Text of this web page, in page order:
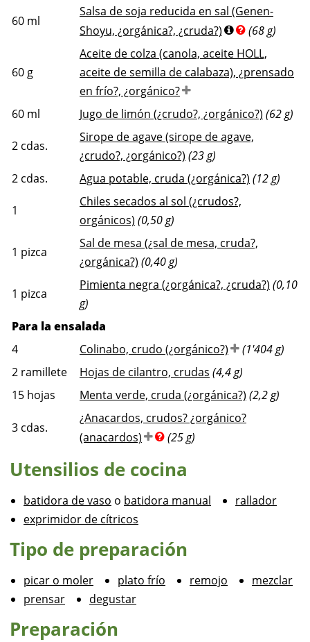
60 ml
Salsa de soja reducida en sal (Genen-
Shoyu, ¿orgánica?, ¿cruda?)
(68 g)
60 g
Aceite de colza (canola, aceite HOLL,
aceite de semilla de calabaza), ¿prensado
en frío?, ¿orgánico?
60 ml Jugo de limón (¿crudo?, ¿orgánico?) (62 g)
2 cdas.
Sirope de agave (sirope de agave,
¿crudo?, ¿orgánico?) (23 g)
2 cdas. Agua potable, cruda (¿orgánica?) (12 g)
1
Chiles secados al sol (¿crudos?,
orgánicos) (0,50 g)
1 pizca
Sal de mesa (¿sal de mesa, cruda?,
¿orgánica?) (0,40 g)
1 pizca
Pimienta negra (¿orgánica?, ¿cruda?) (0,10
g)
Para la ensalada
4
Colinabo, crudo (¿orgánico?)
(1'404 g)
2 ramillete Hojas de cilantro, crudas (4,4 g)
15 hojas Menta verde, cruda (¿orgánica?) (2,2 g)
3 cdas.
¿Anacardos, crudos? ¿orgánico?
(anacardos)
(25 g)
Utensilios de cocina
batidora de vaso o batidora manual
rallador
exprimidor de cítricos
Tipo de preparación
picar o moler plato frío remojo
mezclar
prensar
degustar
Preparación